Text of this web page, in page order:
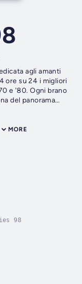
agli amanti
ore su 24 i migliori
e '80. Ogni brano
del panorama
MORE
98